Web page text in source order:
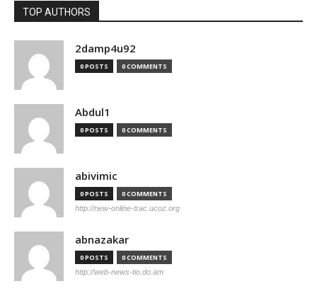
TOP AUTHORS
2damp4u92
0 POSTS 0 COMMENTS
Abdul1
0 POSTS 0 COMMENTS
abivimic
0 POSTS 0 COMMENTS
http://new-online-trac.ucoz.org
abnazakar
0 POSTS 0 COMMENTS
http://web-news-tio.do.am